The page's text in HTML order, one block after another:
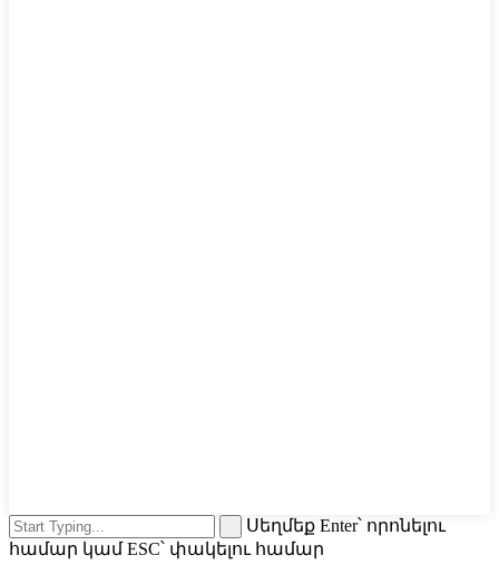
Սեղմեք Enter՝ որոնելու
համար կամ ESC՝ փակելու համար